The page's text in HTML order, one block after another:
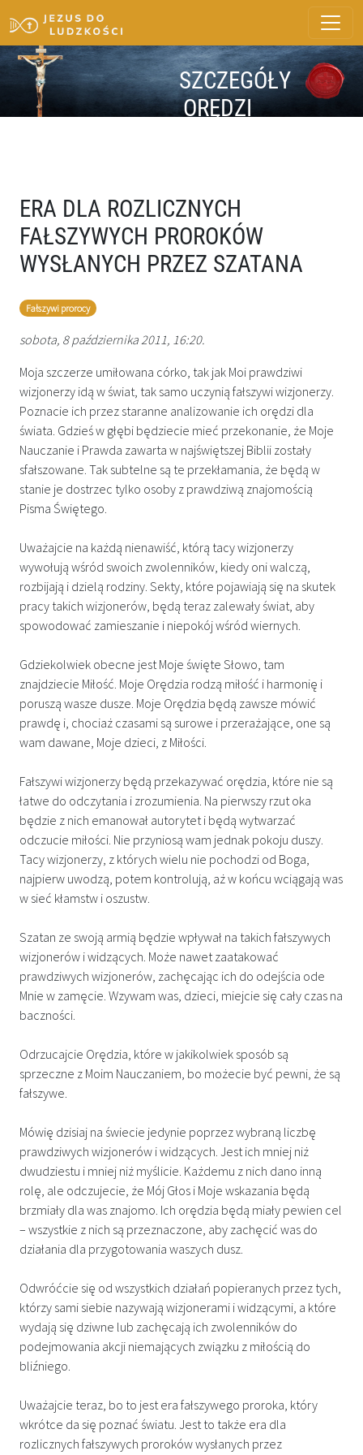
SZCZEGÓŁY
ORĘDZI
ERA DLA ROZLICZNYCH
FAŁSZYWYCH PROROKÓW
WYSŁANYCH PRZEZ SZATANA
Fałszywi prorocy
sobota, 8 października 2011, 16:20.
Moja szczerze umiłowana córko, tak jak Moi prawdziwi
wizjonerzy idą w świat, tak samo uczynią fałszywi wizjonerzy.
Poznacie ich przez staranne analizowanie ich orędzi dla
świata. Gdzieś w głębi będziecie mieć przekonanie, że Moje
Nauczanie i Prawda zawarta w najświętszej Biblii zostały
sfałszowane. Tak subtelne są te przekłamania, że będą w
stanie je dostrzec tylko osoby z prawdziwą znajomością
Pisma Świętego.
Uważajcie na każdą nienawiść, którą tacy wizjonerzy
wywołują wśród swoich zwolenników, kiedy oni walczą,
rozbijają i dzielą rodziny. Sekty, które pojawiają się na skutek
pracy takich wizjonerów, będą teraz zalewały świat, aby
spowodować zamieszanie i niepokój wśród wiernych.
Gdziekolwiek obecne jest Moje święte Słowo, tam
znajdziecie Miłość. Moje Orędzia rodzą miłość i harmonię i
poruszą wasze dusze. Moje Orędzia będą zawsze mówić
prawdę i, chociaż czasami są surowe i przerażające, one są
wam dawane, Moje dzieci, z Miłości.
Fałszywi wizjonerzy będą przekazywać orędzia, które nie są
łatwe do odczytania i zrozumienia. Na pierwszy rzut oka
będzie z nich emanował autorytet i będą wytwarzać
odczucie miłości. Nie przyniosą wam jednak pokoju duszy.
Tacy wizjonerzy, z których wielu nie pochodzi od Boga,
najpierw uwodzą, potem kontrolują, aż w końcu wciągają was
w sieć kłamstw i oszustw.
Szatan ze swoją armią będzie wpływał na takich fałszywych
wizjonerów i widzących. Może nawet zaatakować
prawdziwych wizjonerów, zachęcając ich do odejścia ode
Mnie w zamęcie. Wzywam was, dzieci, miejcie się cały czas na
baczności.
Odrzucajcie Orędzia, które w jakikolwiek sposób są
sprzeczne z Moim Nauczaniem, bo możecie być pewni, że są
fałszywe.
Mówię dzisiaj na świecie jedynie poprzez wybraną liczbę
prawdziwych wizjonerów i widzących. Jest ich mniej niż
dwudziestu i mniej niż myślicie. Każdemu z nich dano inną
rolę, ale odczujecie, że Mój Głos i Moje wskazania będą
brzmiały dla was znajomo. Ich orędzia będą miały pewien cel
– wszystkie z nich są przeznaczone, aby zachęcić was do
działania dla przygotowania waszych dusz.
Odwróćcie się od wszystkich działań popieranych przez tych,
którzy sami siebie nazywają wizjonerami i widzącymi, a które
wydają się dziwne lub zachęcają ich zwolenników do
podejmowania akcji niemających związku z miłością do
bliźniego.
Uważajcie teraz, bo to jest era fałszywego proroka, który
wkrótce da się poznać światu. Jest to także era dla
rozlicznych fałszywych proroków wysłanych przez